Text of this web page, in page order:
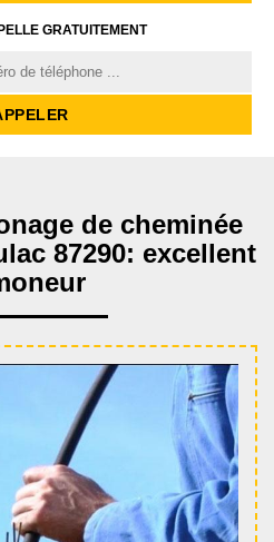
GRATUITEMENT
de cheminée
87290: excellent